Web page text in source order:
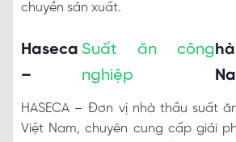
chuyền sản xuất.
Haseca
–
Suất ăn công
nghiệp
HASECA – Đơn vị nhà thầu suất
Việt Nam, chuyên cung cấp giải